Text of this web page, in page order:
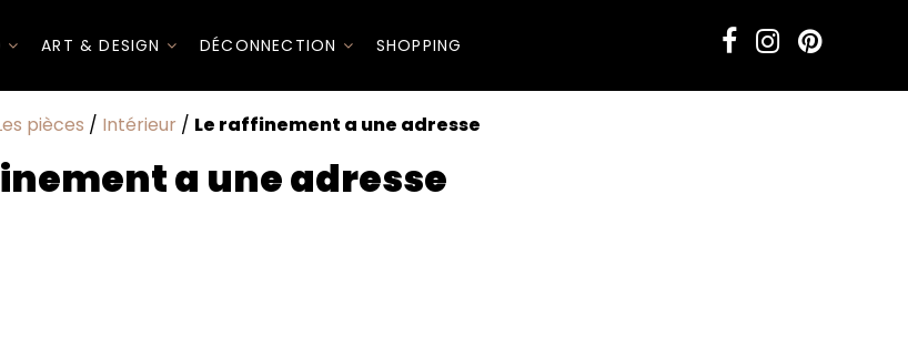
ART & DESIGN DÉCONNECTION SHOPPING
pièces / Intérieur / Le raffinement a une adresse
a une adresse